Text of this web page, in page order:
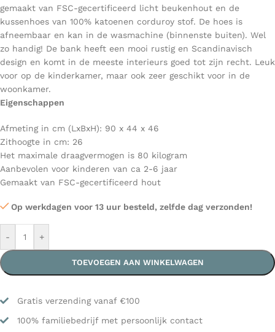
gemaakt van FSC-gecertificeerd licht beukenhout en de
kussenhoes van 100% katoenen corduroy stof. De hoes is
afneembaar en kan in de wasmachine (binnenste buiten). Wel
zo handig! De bank heeft een mooi rustig en Scandinavisch
design en komt in de meeste interieurs goed tot zijn recht. Leuk
voor op de kinderkamer, maar ook zeer geschikt voor in de
woonkamer.
Eigenschappen
Afmeting in cm (LxBxH): 90 x 44 x 46
Zithoogte in cm: 26
Het maximale draagvermogen is 80 kilogram
Aanbevolen voor kinderen van ca 2-6 jaar
Gemaakt van FSC-gecertificeerd hout
Op werkdagen voor 13 uur besteld, zelfde dag verzonden!
- +
TOEVOEGEN AAN WINKELWAGEN
Gratis verzending vanaf €100
100% familiebedrijf met persoonlijk contact